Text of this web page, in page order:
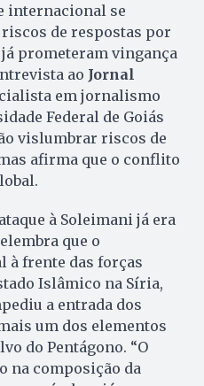
internacional se
de respostas por
prometeram vingança
ao Jornal
em jornalismo
Federal de Goiás
vislumbrar riscos de
afirma que o conflito
à Soleimani já era
que o
à frente das forças
Islâmico na Síria,
a entrada dos
um dos elementos
do Pentágono. “O
na composição da